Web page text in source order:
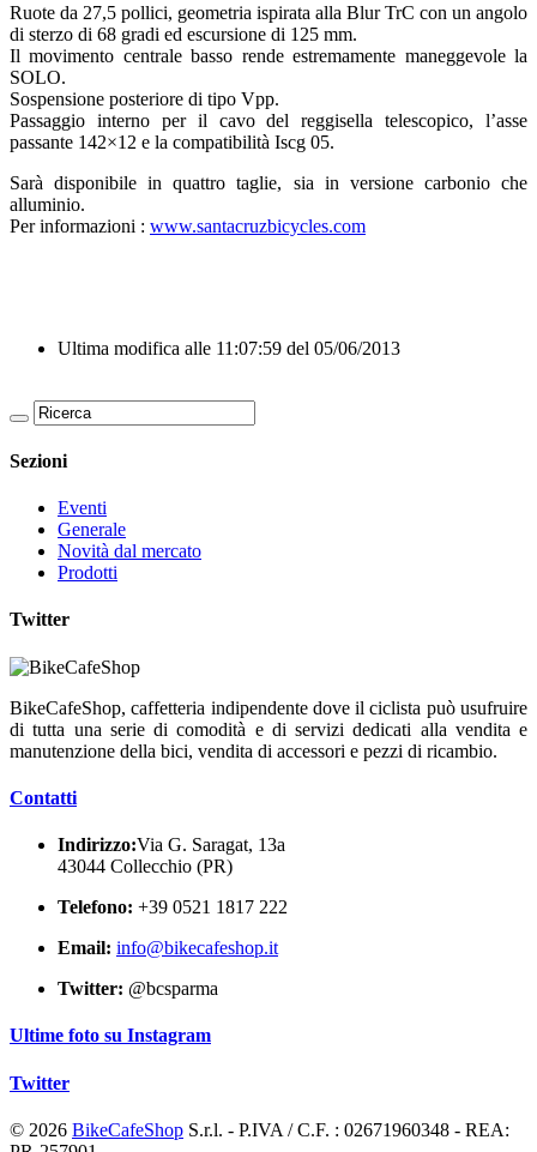
Ruote da 27,5 pollici, geometria ispirata alla Blur TrC con un angolo
di sterzo di 68 gradi ed escursione di 125 mm.
Il movimento centrale basso rende estremamente maneggevole la
SOLO.
Sospensione posteriore di tipo Vpp.
Passaggio interno per il cavo del reggisella telescopico, l’asse
passante 142×12 e la compatibilità Iscg 05.
Sarà disponibile in quattro taglie, sia in versione carbonio che
alluminio.
Per informazioni : www.santacruzbicycles.com
Ultima modifica alle 11:07:59 del 05/06/2013
Sezioni
Eventi
Generale
Novità dal mercato
Prodotti
Twitter
BikeCafeShop, caffetteria indipendente dove il ciclista può usufruire
di tutta una serie di comodità e di servizi dedicati alla vendita e
manutenzione della bici, vendita di accessori e pezzi di ricambio.
Contatti
Indirizzo:Via G. Saragat, 13a
43044 Collecchio (PR)
Telefono: +39 0521 1817 222
Email: info@bikecafeshop.it
Twitter: @bcsparma
Ultime foto su Instagram
Twitter
© 2026 BikeCafeShop S.r.l. - P.IVA / C.F. : 02671960348 - REA: